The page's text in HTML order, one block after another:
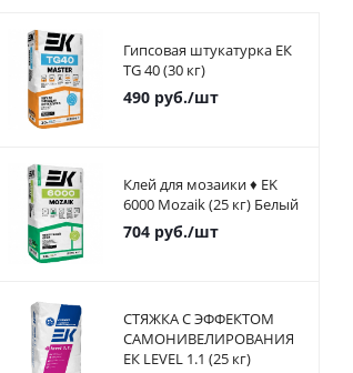
Гипсовая штукатурка ЕК
TG 40 (30 кг)
490руб./шт
Клей для мозаики ♦ EK
6000 Mozaik (25 кг) Белый
704руб./шт
СТЯЖКА С ЭФФЕКТОМ
САМОНИВЕЛИРОВАНИЯ
ЕК LEVEL 1.1 (25 кг)